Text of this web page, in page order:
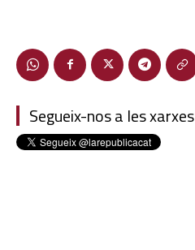
Segueix-nos a les xarxes